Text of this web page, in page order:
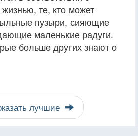
те, кто может
пузыри, сияющие
маленькие радуги.
больше других знают о
лучшие